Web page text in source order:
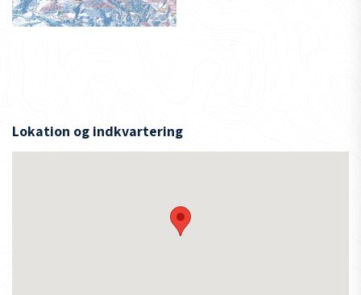
Lokation og indkvartering